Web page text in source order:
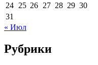
24 25 26 27 28 29 30
31
« Июл
Рубрики